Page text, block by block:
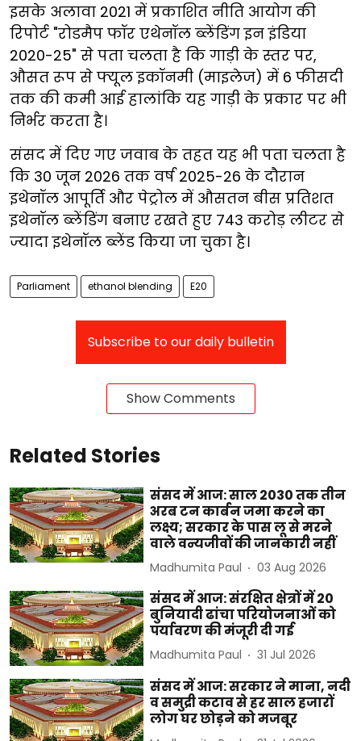
इसके अलावा 2021 में प्रकाशित नीति आयोग की
रिपोर्ट "रोडमैप फॉर एथेनॉल ब्लेंडिंग इन इंडिया
2020-25" से पता चलता है कि गाड़ी के स्तर पर,
औसत रूप से फ्यूल इकॉनमी (माइलेज) में 6 फीसदी
तक की कमी आई हालांकि यह गाड़ी के प्रकार पर भी
निर्भर करता है।
संसद में दिए गए जवाब के तहत यह भी पता चलता है
कि 30 जून 2026 तक वर्ष 2025-26 के दौरान
इथेनॉल आपूर्ति और पेट्रोल में औसतन बीस प्रतिशत
इथेनॉल ब्लेंडिंग बनाए रखते हुए 743 करोड़ लीटर से
ज्यादा इथेनॉल ब्लेंड किया जा चुका है।
Parliament ethanol blending E20
Subscribe to our daily bulletin
Show Comments
Related Stories
संसद में आज: साल 2030 तक तीन
अरब टन कार्बन जमा करने का
लक्ष्य; सरकार के पास लू से मरने
वाले वन्यजीवों की जानकारी नहीं
Madhumita Paul 03 Aug 2026
संसद में आज: संरक्षित क्षेत्रों में 20
बुनियादी ढांचा परियोजनाओं को
पर्यावरण की मंजूरी दी गई
Madhumita Paul 31 Jul 2026
संसद में आज: सरकार ने माना, नदी
व समुद्री कटाव से हर साल हजारों
लोग घर छोड़ने को मजबूर